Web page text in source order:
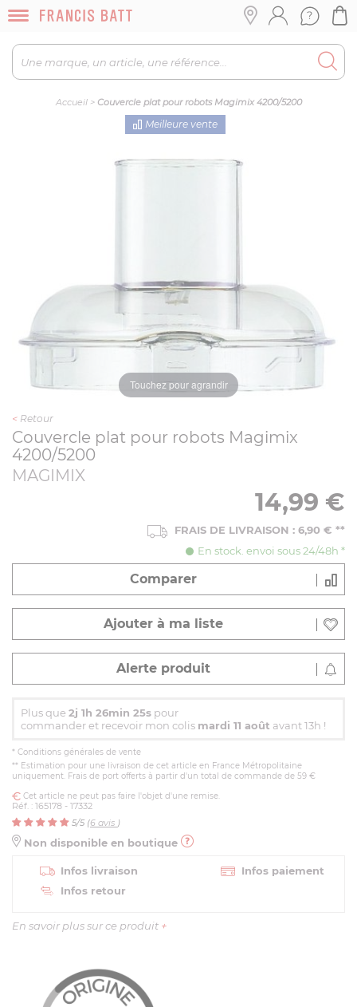
Accueil> Couvercle plat pour robots Magimix 4200/5200
Meilleure vente
Touchez pour agrandir
< Retour
Couvercle plat pour robots Magimix
4200/5200
MAGIMIX
14,99 €
FRAIS DE LIVRAISON : 6,90 € **
En stock. envoi sous 24/48h *
Comparer
Ajouter à ma liste
Alerte produit
Plus que 2j 1h 26min 24s pour
commander et recevoir mon colis mardi 11 août avant 13h !
* Conditions générales de vente
** Estimation pour une livraison de cet article en France Métropolitaine
uniquement. Frais de port offerts à partir d'un total de commande de 59 €
Cet article ne peut pas faire l'objet d'une remise.
Réf. : 165178 - 17332
5/5 (6 avis )
Non disponible en boutique
Infos livraison
Infos paiement
Infos retour
En savoir plus sur ce produit +